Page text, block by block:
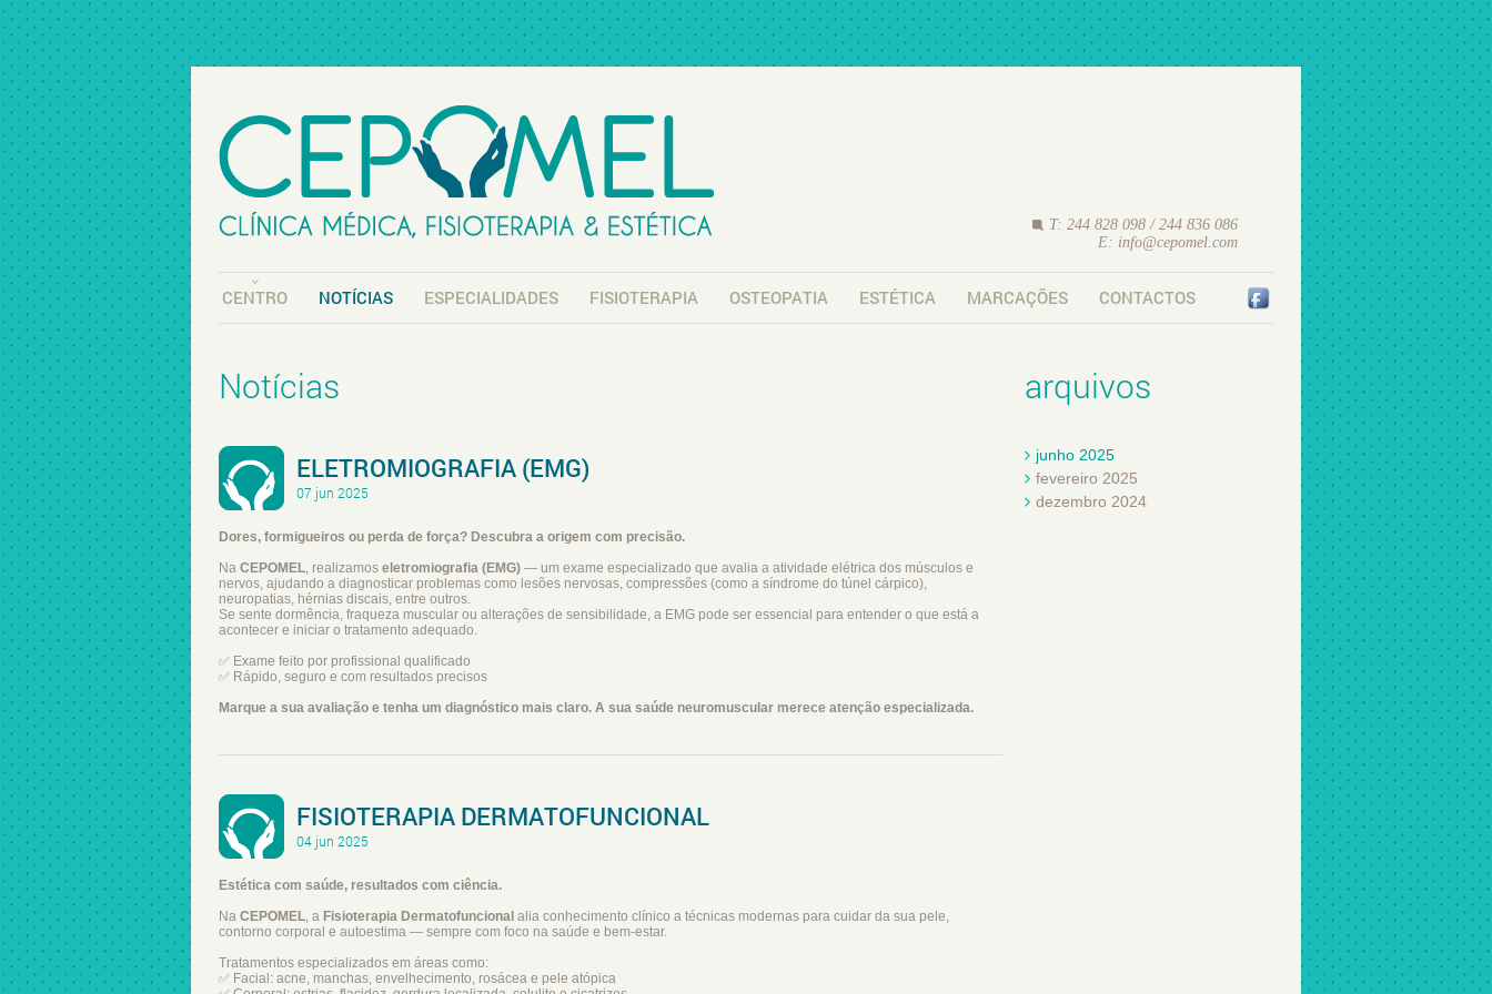
T: 244 828 098 / 244 836 086
E: info@cepomel.com
CENTRO NOTÍCIAS ESPECIALIDADES FISIOTERAPIA OSTEOPATIA ESTÉTICA MARCAÇÕES CONTACTOS
Notícias
ELETROMIOGRAFIA (EMG)
07 jun 2025
Dores, formigueiros ou perda de força? Descubra a origem com precisão.
Na CEPOMEL, realizamos eletromiografia (EMG) — um exame especializado que avalia a atividade elétrica dos músculos e
nervos, ajudando a diagnosticar problemas como lesões nervosas, compressões (como a síndrome do túnel cárpico),
neuropatias, hérnias discais, entre outros.
Se sente dormência, fraqueza muscular ou alterações de sensibilidade, a EMG pode ser essencial para entender o que está a
acontecer e iniciar o tratamento adequado.
✅ Exame feito por profissional qualificado
✅ Rápido, seguro e com resultados precisos
Marque a sua avaliação e tenha um diagnóstico mais claro. A sua saúde neuromuscular merece atenção especializada.
FISIOTERAPIA DERMATOFUNCIONAL
04 jun 2025
Estética com saúde, resultados com ciência.
Na CEPOMEL, a Fisioterapia Dermatofuncional alia conhecimento clínico a técnicas modernas para cuidar da sua pele,
contorno corporal e autoestima — sempre com foco na saúde e bem-estar.
Tratamentos especializados em áreas como:
✅ Facial: acne, manchas, envelhecimento, rosácea e pele atópica
arquivos
junho 2025
fevereiro 2025
dezembro 2024